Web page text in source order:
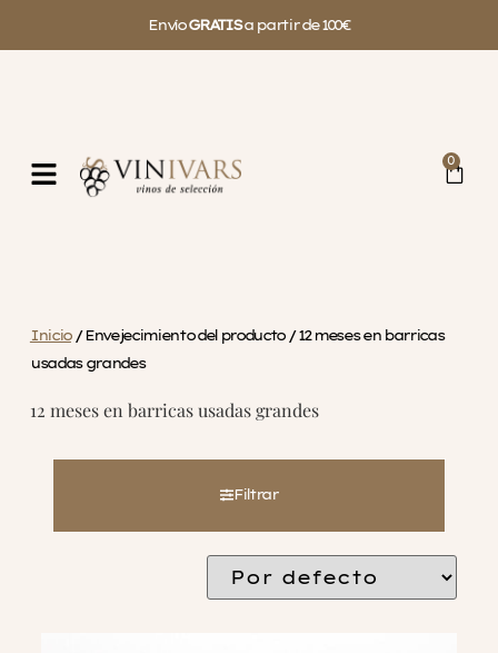
EnvíoGRATISa partir de 100€
0
Inicio/ Envejecimiento del producto / 12 meses en barricas
usadas grandes
12 meses en barricas usadas grandes
Filtrar